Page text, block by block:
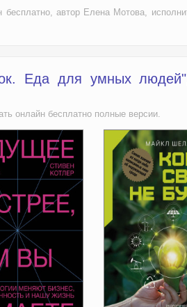
автор Елена Мотова,
Еда для умных
онлайн бесплатно полные версии.